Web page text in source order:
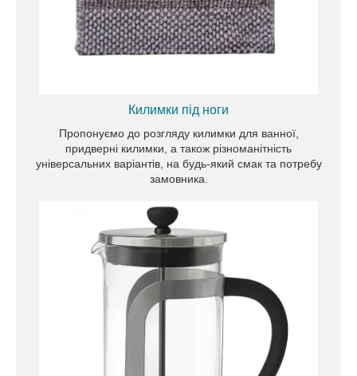
Килимки під ноги
Пропонуємо до розгляду килимки для ванної,
придверні килимки, а також різноманітність
універсальних варіантів, на будь-який смак та потребу
замовника.
Кращий і швидкий спосіб приготувати ароматну
каву або чай, що бадьорить, використовуючи